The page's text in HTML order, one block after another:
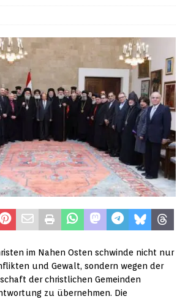
im Nahen Osten schwinde nicht nur
und Gewalt, sondern wegen der
der christlichen Gemeinden
zu übernehmen. Die